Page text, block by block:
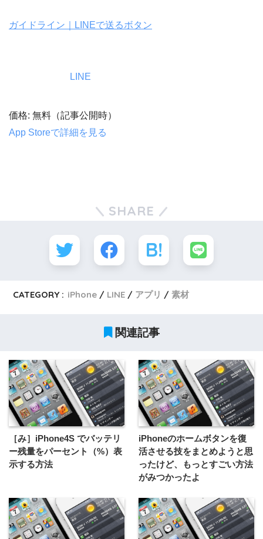
ガイドライン｜LINEで送るボタン
LINE
価格: 無料（記事公開時）
App Storeで詳細を見る
SHARE
CATEGORY : iPhone LINE アプリ 素材
関連記事
［み］iPhone4S でバッテリ
ー残量をパーセント（%）表
示する方法
iPhoneのホームボタンを復
活させる技をまとめようと思
ったけど、もっとすごい方法
がみつかったよ